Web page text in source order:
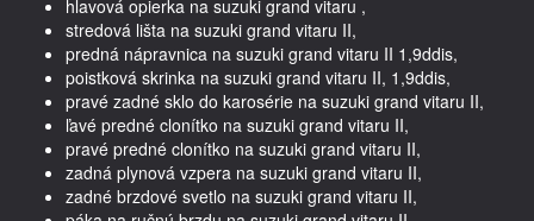
hlavová opierka na suzuki grand vitaru ,
stredová lišta na suzuki grand vitaru II,
predná nápravnica na suzuki grand vitaru II 1,9ddis,
poistková skrinka na suzuki grand vitaru II, 1,9ddis,
pravé zadné sklo do karosérie na suzuki grand vitaru II,
ľavé predné clonítko na suzuki grand vitaru II,
pravé predné clonítko na suzuki grand vitaru II,
zadná plynová vzpera na suzuki grand vitaru II,
zadné brzdové svetlo na suzuki grand vitaru II,